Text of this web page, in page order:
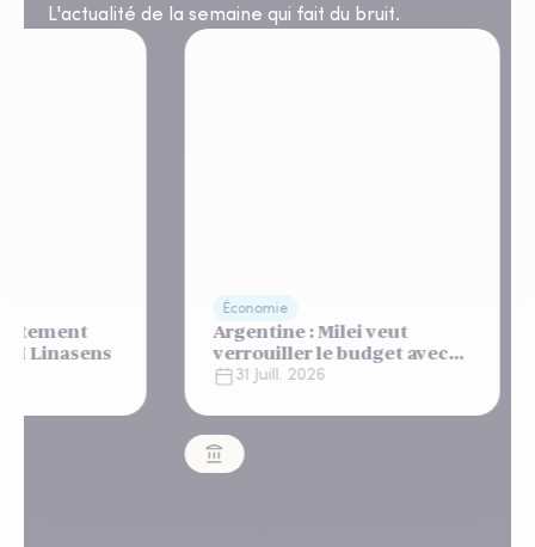
L'actualité de la semaine qui fait du bruit.
Argentine : Milei veut
verrouiller le budget avec
automatique, sous le
regard bienveillant du FMI
Lisbonne